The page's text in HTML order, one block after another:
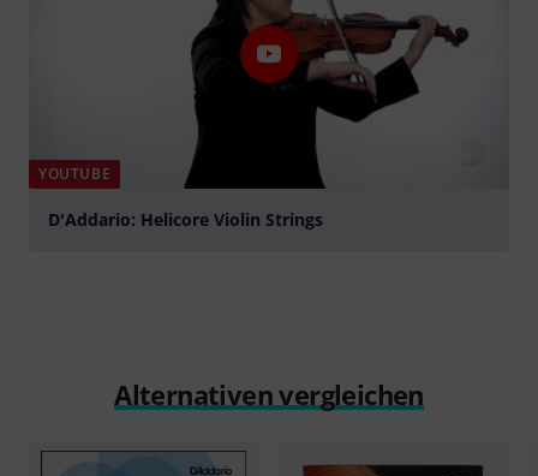
YOUTUBE
D'Addario: Helicore Violin Strings
Alternativen vergleichen